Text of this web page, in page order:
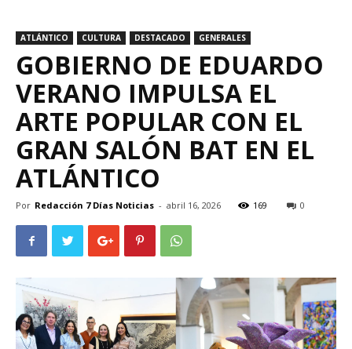
ATLÁNTICO CULTURA DESTACADO GENERALES
GOBIERNO DE EDUARDO
VERANO IMPULSA EL
ARTE POPULAR CON EL
GRAN SALÓN BAT EN EL
ATLÁNTICO
Por Redacción 7 Días Noticias - abril 16, 2026 169 0